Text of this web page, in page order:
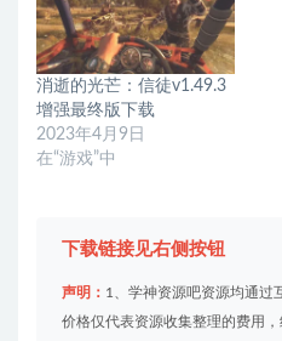
消逝的光芒：信徒v1.49.3
增强最终版下载
2023年4月9日
在“游戏”中
下载链接见右侧按钮
声明： 1、学神资源吧资源均通过
价格仅代表资源收集整理的费用